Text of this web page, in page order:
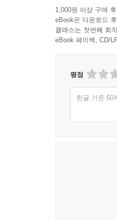
1,000원 이상 구매
eBook은 다운로드
클래스는 첫번째 회
eBook 페이백, CD/
평점
한글 기준 50